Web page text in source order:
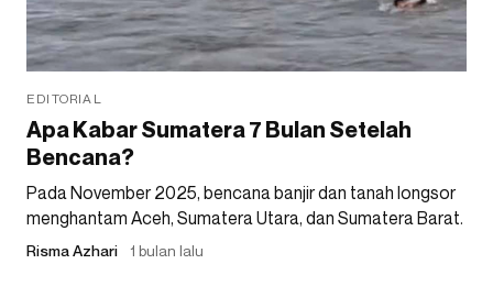
EDITORIAL
Apa Kabar Sumatera 7 Bulan Setelah
Bencana?
Pada November 2025, bencana banjir dan tanah longsor
menghantam Aceh, Sumatera Utara, dan Sumatera Barat.
Risma Azhari 1 bulan lalu